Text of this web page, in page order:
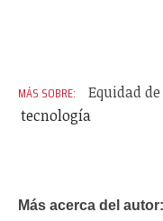
Equidad
tecnología
Más acerca del autor: